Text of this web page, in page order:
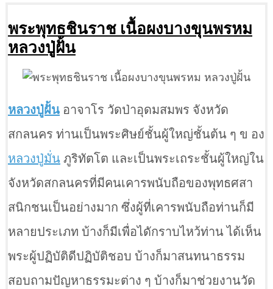
พระพุทธชินราช เนื้อผงบางขุนพรหม
หลวงปู่ฝั้น
หลวงปู่ฝั้น อาจาโร วัดป่าอุดมสมพร จังหวัด
สกลนคร ท่านเป็นพระศิษย์ชั้นผู้ใหญ่ชั้นต้น ๆ ข อง
หลวงปู่มั่น ภูริทัตโต และเป็นพระเถระชั้นผู้ใหญ่ใน
จังหวัดสกลนครที่มีคนเคารพนับถือของพุทธศสา
สนิกชนเป็นอย่างมาก ซึ่งผู้ที่เคารพนับถือท่านก็มี
หลายประเภท บ้างก็มีเพื่อไดักราบไหว้ท่าน ได้เห็น
พระผู้ปฏิบัติดีปฏิบัติชอบ บ้างก็มาสนทนาธรรม
สอบถามปัญหาธรรมะต่าง ๆ บ้างก็มาช่วยงานวัด